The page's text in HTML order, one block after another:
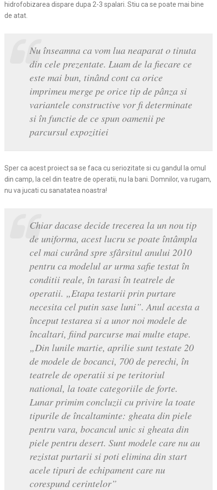
hidrofobizarea dispare dupa 2-3 spalari. Stiu ca se poate mai bine
de atat.
Nu înseamna ca vom lua neaparat o tinuta
din cele prezentate. Luam de la fiecare ce
este mai bun, tinând cont ca orice
imprimeu merge pe orice tip de pânza si
variantele constructive vor fi determinate
si în functie de ce spun oamenii pe
parcursul expozitiei
Sper ca acest proiect sa se faca cu seriozitate si cu gandul la omul
din camp, la cel din teatre de operatii, nu la bani. Domnilor, va rugam,
nu va jucati cu sanatatea noastra!
Chiar dacase decide trecerea la un nou tip
de uniforma, acest lucru se poate întâmpla
cel mai curând spre sfârsitul anului 2010
pentru ca modelul ar urma safie testat în
conditii reale, în tarasi în teatrele de
operatii. „Etapa testarii prin purtare
necesita cel putin sase luni”. Anul acesta a
început testarea si a unor noi modele de
încaltari, fiind parcurse mai multe etape.
„Din lunile martie, aprilie sunt testate 20
de modele de bocanci, 700 de perechi, în
teatrele de operatii si pe teritoriul
national, la toate categoriile de forte.
Lunar primim concluzii cu privire la toate
tipurile de încaltaminte: gheata din piele
pentru vara, bocancul unic si gheata din
piele pentru desert. Sunt modele care nu au
rezistat purtarii si poti elimina din start
acele tipuri de echipament care nu
corespund cerintelor”